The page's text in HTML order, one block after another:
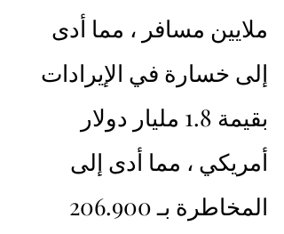
ملايين مسافر ، مما أدى
إلى خسارة في الإيرادات
بقيمة 1.8 مليار دولار
أمريكي ، مما أدى إلى